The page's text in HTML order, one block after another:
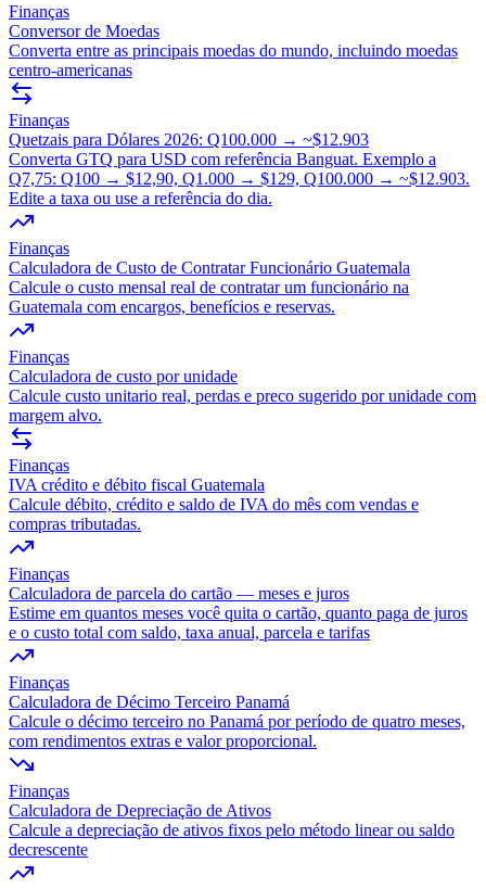
Finanças
Conversor de Moedas
Converta entre as principais moedas do mundo, incluindo moedas
centro-americanas
Finanças
Quetzais para Dólares 2026: Q100.000 → ~$12.903
Converta GTQ para USD com referência Banguat. Exemplo a
Q7,75: Q100 → $12,90, Q1.000 → $129, Q100.000 → ~$12.903.
Edite a taxa ou use a referência do dia.
Finanças
Calculadora de Custo de Contratar Funcionário Guatemala
Calcule o custo mensal real de contratar um funcionário na
Guatemala com encargos, benefícios e reservas.
Finanças
Calculadora de custo por unidade
Calcule custo unitario real, perdas e preco sugerido por unidade com
margem alvo.
Finanças
IVA crédito e débito fiscal Guatemala
Calcule débito, crédito e saldo de IVA do mês com vendas e
compras tributadas.
Finanças
Calculadora de parcela do cartão — meses e juros
Estime em quantos meses você quita o cartão, quanto paga de juros
e o custo total com saldo, taxa anual, parcela e tarifas
Finanças
Calculadora de Décimo Terceiro Panamá
Calcule o décimo terceiro no Panamá por período de quatro meses,
com rendimentos extras e valor proporcional.
Finanças
Calculadora de Depreciação de Ativos
Calcule a depreciação de ativos fixos pelo método linear ou saldo
decrescente